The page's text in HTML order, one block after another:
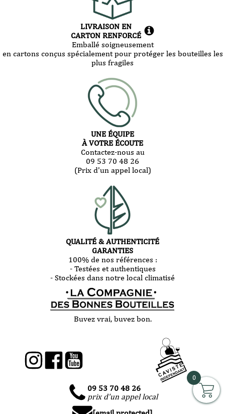
LIVRAISON EN
CARTON RENFORCÉ
Emballé soigneusement
en cartons conçus spécialement pour protéger les bouteilles les
plus fragiles
UNE ÉQUIPE
À VOTRE ÉCOUTE
Contactez-nous au
09 53 70 48 26
(Prix d'un appel local)
QUALITÉ & AUTHENTICITÉ
GARANTIES
100% de nos références :
- Testées et authentiques
- Stockées dans notre local climatisé
Buvez vrai, buvez bon.
09 53 70 48 26
prix d'un appel local
0